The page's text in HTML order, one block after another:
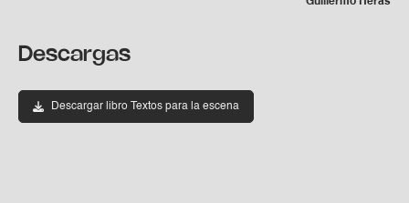
Descargas
Descargar libro Textos para la escena